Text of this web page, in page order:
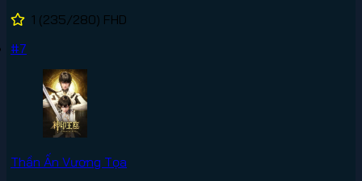
1 (235/280) FHD
#7
Thần Ấn Vương Tọa